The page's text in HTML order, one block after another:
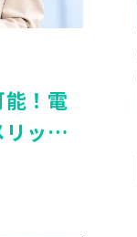
！電
ット